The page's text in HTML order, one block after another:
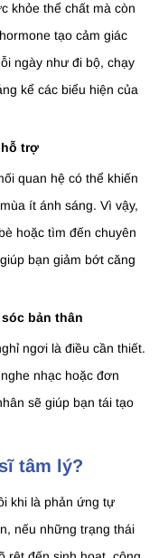
khỏe thể chất mà còn
tạo cảm giác
ngày như đi bộ, chạy
kể các biểu hiện của
trợ
quan hệ có thể khiến
ít ánh sáng. Vì vậy,
hoặc tìm đến chuyên
bạn giảm bớt căng
bản thân
ngơi là điều cần thiết.
nhạc hoặc đơn
sẽ giúp bạn tái tạo
tâm lý?
khi là phản ứng tự
nếu những trạng thái